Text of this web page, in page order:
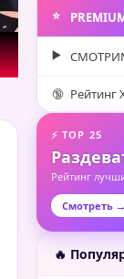
⭐️
▶️
🔞 Рейтинг
⚡ TOP 25
Рейтинг
Смотреть →
🔥